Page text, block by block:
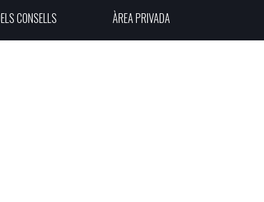
CONSELLS ÀREA PRIVADA